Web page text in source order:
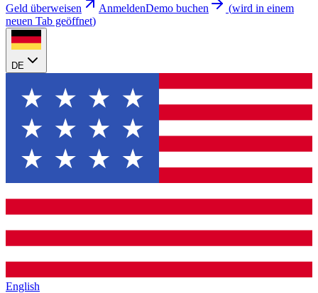
Geld überweisen
AnmeldenDemo buchen (wird in einem
neuen Tab geöffnet)
DE
English